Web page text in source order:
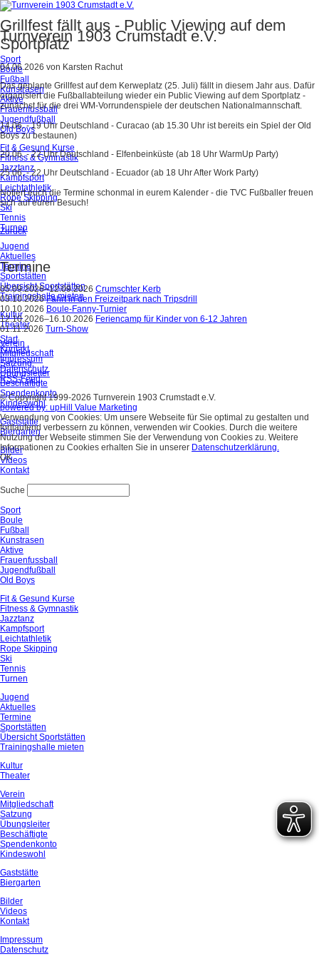
Turnverein 1903 Crumstadt e.V.
Sport
Boule
Fußball
Kunstrasen
Aktive
Frauenfussball
Jugendfußball
Old Boys
Fit & Gesund Kurse
Fitness & Gymnastik
Jazztanz
Kampfsport
Leichtathletik
Rope Skipping
Ski
Tennis
Turnen
Jugend
Aktuelles
Termine
Sportstätten
Übersicht Sportstätten
Trainingshalle mieten
Kultur
Theater
Verein
Mitgliedschaft
Satzung
Übungsleiter
Beschäftigte
Spendenkonto
Kindeswohl
Gaststätte
Biergarten
Bilder
Videos
Kontakt
Suche
Sport
Boule
Fußball
Kunstrasen
Aktive
Frauenfussball
Jugendfußball
Old Boys
Fit & Gesund Kurse
Fitness & Gymnastik
Jazztanz
Kampfsport
Leichtathletik
Rope Skipping
Ski
Tennis
Turnen
Jugend
Aktuelles
Termine
Sportstätten
Übersicht Sportstätten
Trainingshalle mieten
Kultur
Theater
Verein
Mitgliedschaft
Satzung
Übungsleiter
Beschäftigte
Spendenkonto
Kindeswohl
Gaststätte
Biergarten
Bilder
Videos
Kontakt
Impressum
Datenschutz
Grillfest fällt aus - Public Viewing auf dem
Sportplatz
04.06.2026 von Karsten Rachut
Das geplante Grillfest auf dem Kerweplatz (25. Juli) fällt in diesem Jahr aus. Dafür
organisiert die Fußballabteilung wieder ein Public Viewing auf dem Sportplatz -
zunächst für die drei WM-Vorrundenspiele der deutschen Nationalmannschaft.
14.06. - 19 Uhr Deutschland - Curacao (ab 15.30 Uhr ist bereits ein Spiel der Old
Boys zu bestaunen)
20.06. - 22 Uhr Deutschland - Elfenbeinküste (ab 18 Uhr WarmUp Party)
25.06. - 22 Uhr Deutschland - Ecuador (ab 18 Uhr After Work Party)
Notiert euch die Termine schonmal in eurem Kalender - die TVC Fußballer freuen
sich auf euren Besuch!
Zurück
Termine
05.09.2026–12.09.2026 Crumschter Kerb
03.10.2026 Fahrt in den Freizeitpark nach Tripsdrill
10.10.2026 Boule-Fanny-Turnier
12.10.2026–16.10.2026 Feriencamp für Kinder von 6-12 Jahren
01.11.2026 Turn-Show
Start
Kontakt
Impressum
Datenschutz
RSS-Feed
© Copyright 1999-2026 Turnverein 1903 Crumstadt e.V.
powered by: upHill Value Marketing
Verwendung von Cookies: Um unsere Webseite für Sie optimal zu gestalten und
fortlaufend verbessern zu können, verwenden wir Cookies. Durch die weitere
Nutzung der Webseite stimmen Sie der Verwendung von Cookies zu. Weitere
Informationen zu Cookies erhalten Sie in unserer Datenschutzerklärung.
OK